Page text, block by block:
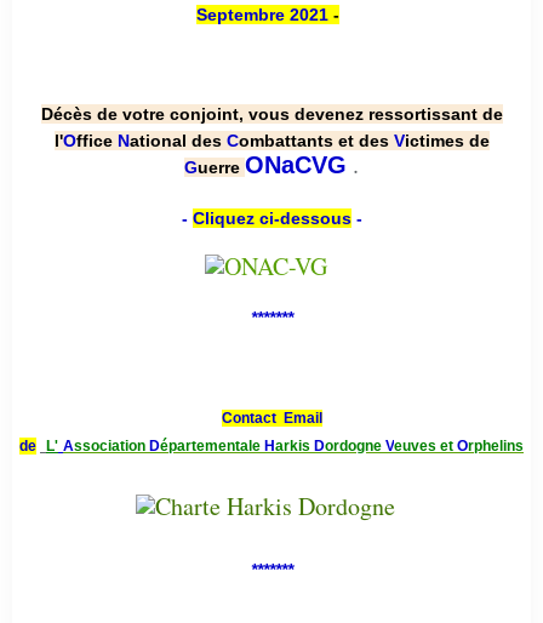
Septembre 2021 -
Décès de votre conjoint, vous devenez ressortissant de
l'Office National des Combattants et des Victimes de
Guerre ONaCVG .
- Cliquez ci-dessous-
*******
Contact Email
de
L' Association Départementale Harkis Dordogne Veuves et Orphelins
*******